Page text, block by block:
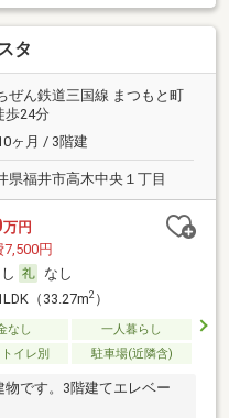
タ
ぜん鉄道三国線 まつもと町
歩24分
ヶ月 / 3階建
県福井市高木中央１丁目
万円
円
なし
（33.27m2）
なし
一人暮らし
イレ別 駐車場(近隣含)
です。3階建てエレベー